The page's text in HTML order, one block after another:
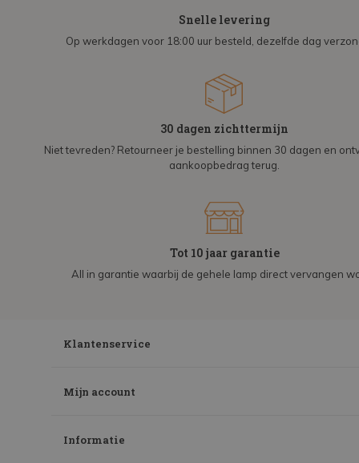
Snelle levering
Op werkdagen voor 18:00 uur besteld, dezelfde dag
30 dagen zichttermijn
Niet tevreden? Retourneer je bestelling binnen 30 dagen en
aankoopbedrag terug.
Tot 10 jaar garantie
All in garantie waarbij de gehele lamp direct vervangen
Klantenservice
Mijn account
Informatie